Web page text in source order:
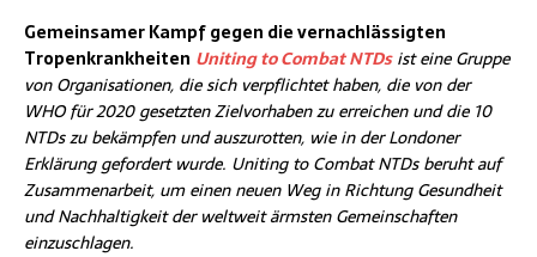
Gemeinsamer Kampf gegen die vernachlässigten
Tropenkrankheiten Uniting to Combat NTDsist eine Gruppe
von Organisationen, die sich verpflichtet haben, die von der
WHO für 2020 gesetzten Zielvorhaben zu erreichen und die 10
NTDs zu bekämpfen und auszurotten, wie in der Londoner
Erklärung gefordert wurde. Uniting to Combat NTDs beruht auf
Zusammenarbeit, um einen neuen Weg in Richtung Gesundheit
und Nachhaltigkeit der weltweit ärmsten Gemeinschaften
einzuschlagen.